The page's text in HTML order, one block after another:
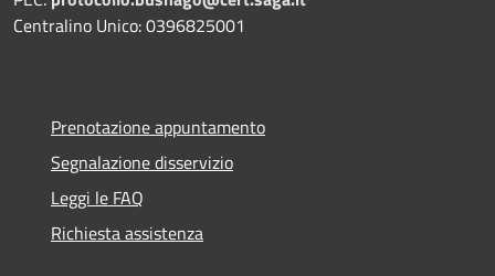
Centralino Unico: 0396825001
Prenotazione appuntamento
Segnalazione disservizio
Leggi le FAQ
Richiesta assistenza